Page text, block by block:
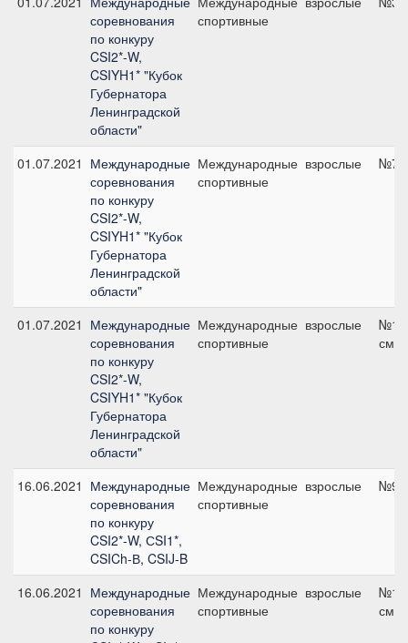
соревнования
по конкуру
CSI2*-W,
CSIYH1* "Кубок
Губернатора
Ленинградской
области"
спортивные
01.07.2021 Международные
соревнования
по конкуру
CSI2*-W,
CSIYH1* "Кубок
Губернатора
Ленинградской
области"
Международные
спортивные
взрослые №7,
01.07.2021 Международные
соревнования
по конкуру
CSI2*-W,
CSIYH1* "Кубок
Губернатора
Ленинградской
области"
Международные
спортивные
взрослые
см
16.06.2021 Международные
соревнования
по конкуру
CSI2*-W, СSI1*,
CSICh-В, CSIJ-B
Международные
спортивные
взрослые №9,
16.06.2021 Международные
соревнования
по конкуру
Международные
спортивные
взрослые
см